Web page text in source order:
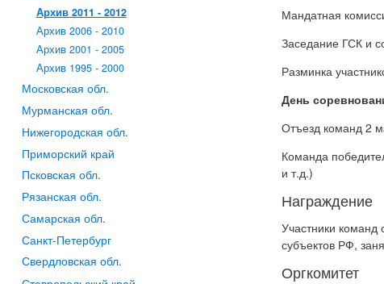
Архив 2011 - 2012
Архив 2006 - 2010
Архив 2001 - 2005
Архив 1995 - 2000
Московская обл.
Мурманская обл.
Нижегородская обл.
Приморский край
Псковская обл.
Рязанская обл.
Самарская обл.
Санкт-Петербург
Свердловская обл.
Мандатная
Заседание ГСК и
Разминка
День
Отъезд команд 2
Команда
и т.д.)
Награждение
Участники
субъектов РФ,
Оргкомитет